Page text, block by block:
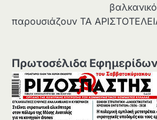
παρουσιάζουν ΤΑ
Πρωτοσέλιδα Εφημερίδων